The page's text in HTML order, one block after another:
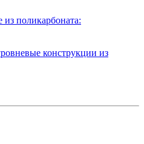
из поликарбоната:
конструкции из